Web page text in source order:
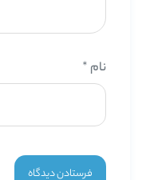
نام *